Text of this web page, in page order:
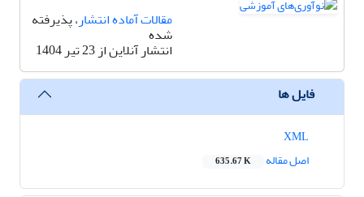
مقالات آماده انتشار، پذیرفته
شده
انتشار آنلاین از 23 تیر 1404
فایل ها
اصل مقاله
635.67 K